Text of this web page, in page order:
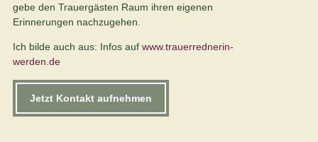
gebe den Trauergästen Raum ihren eigenen
Erinnerungen nachzugehen.
Ich bilde auch aus: Infos auf www.trauerrednerin-
werden.de
Jetzt Kontakt aufnehmen